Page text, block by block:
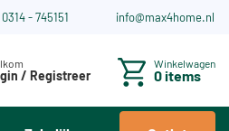
0314 - 745151 info@max4home.nl
/ Registreer
Winkelwagen
0 items